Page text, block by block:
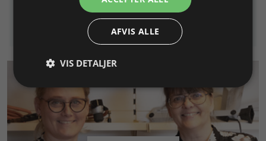
Læg i kurv Info
AFVIS ALLE
VIS DETALJER